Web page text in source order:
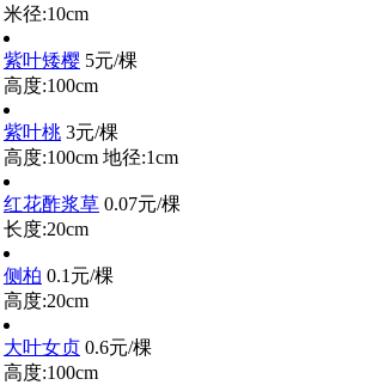
米径:10cm
紫叶矮樱 5元/棵
高度:100cm
紫叶桃 3元/棵
高度:100cm 地径:1cm
红花酢浆草 0.07元/棵
长度:20cm
侧柏 0.1元/棵
高度:20cm
大叶女贞 0.6元/棵
高度:100cm